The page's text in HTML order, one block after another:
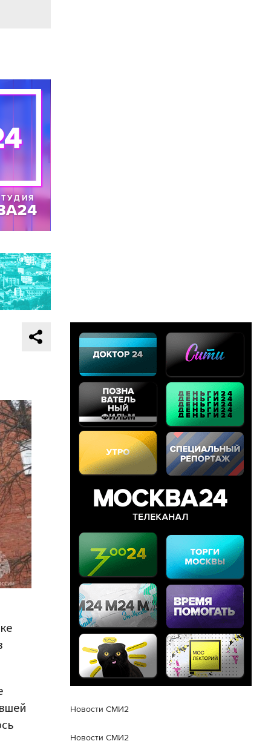
Новости СМИ2
Новости СМИ2